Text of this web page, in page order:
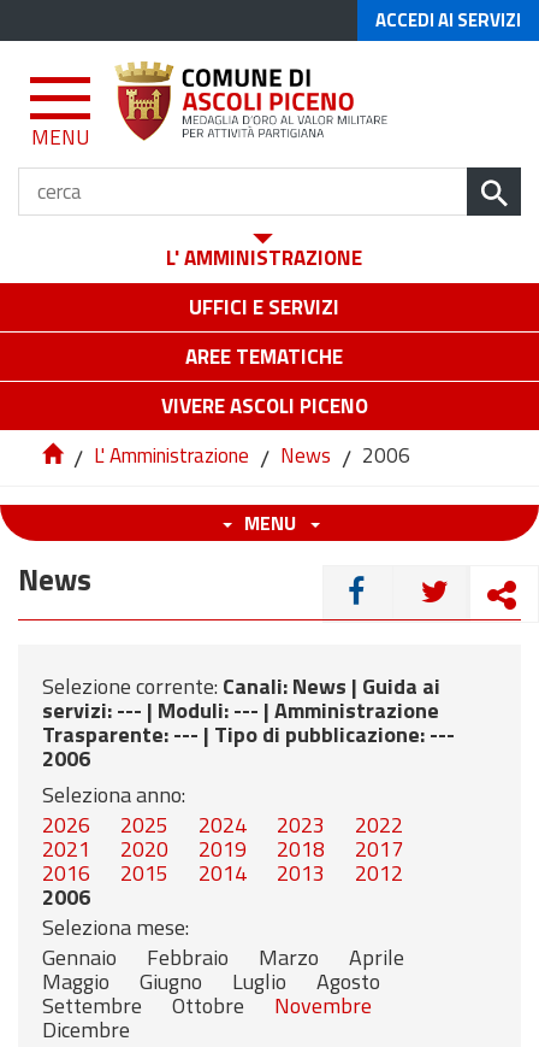
ACCEDI AI SERVIZI
MENU
L' AMMINISTRAZIONE
UFFICI E SERVIZI
AREE TEMATICHE
VIVERE ASCOLI PICENO
/ L' Amministrazione / News / 2006
MENU
CONDIVIDI
News
Selezione corrente: Canali: News | Guida ai
servizi: --- | Moduli: --- |Amministrazione
Trasparente: --- | Tipo di pubblicazione: ---
2006
Seleziona anno:
2026
2025 2024 2023 2022
2021 2020 2019 2018 2017
2016 2015 2014 2013 2012
2006
Seleziona mese:
Gennaio
Febbraio Marzo Aprile
Maggio Giugno Luglio Agosto
Settembre Ottobre Novembre
Dicembre